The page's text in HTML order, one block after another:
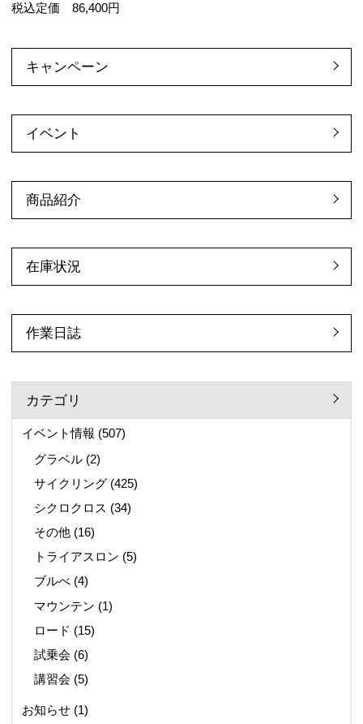
税込定価 86,400円
キャンペーン
イベント
商品紹介
在庫状況
作業日誌
カテゴリ
イベント情報 (507)
グラベル (2)
サイクリング (425)
シクロクロス (34)
その他 (16)
トライアスロン (5)
ブルべ (4)
マウンテン (1)
ロード (15)
試乗会 (6)
講習会 (5)
お知らせ(1)